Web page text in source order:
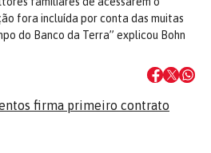
fora incluída por conta das muitas
do Banco da Terra” explicou Bohn